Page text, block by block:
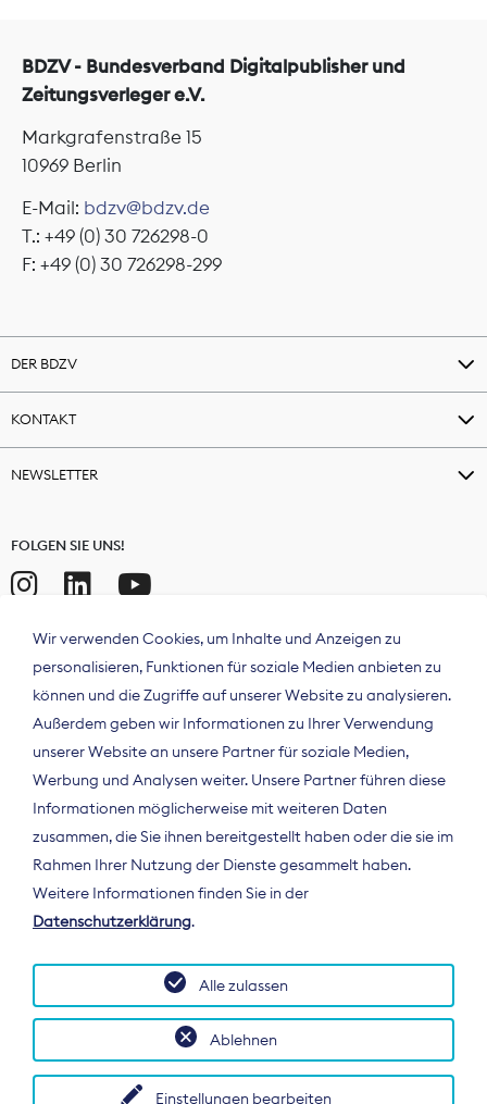
BDZV - Bundesverband Digitalpublisher und
Zeitungsverleger e.V.
Markgrafenstraße 15
10969 Berlin
E-Mail: bdzv@bdzv.de
T.: +49 (0) 30 726298-0
F: +49 (0) 30 726298-299
DER BDZV
KONTAKT
NEWSLETTER
FOLGEN SIE UNS!
Der Bundesverband Digitalpublisher und
Zeitungsverleger (BDZV) vertritt als
Spitzenorganisation die Interessen der
Deutschland und auf EU-Ebene.
Wir verwenden Cookies, um Inhalte und Anzeigen zu
personalisieren, Funktionen für soziale Medien anbieten zu
können und die Zugriffe auf unserer Website zu analysieren.
Außerdem geben wir Informationen zu Ihrer Verwendung
unserer Website an unsere Partner für soziale Medien,
Werbung und Analysen weiter. Unsere Partner führen diese
Informationen möglicherweise mit weiteren Daten
zusammen, die Sie ihnen bereitgestellt haben oder die sie im
Rahmen Ihrer Nutzung der Dienste gesammelt haben.
Weitere Informationen finden Sie in der
Datenschutzerklärung.
Einstellungen bearbeiten
Ablehnen
Alle zulassen